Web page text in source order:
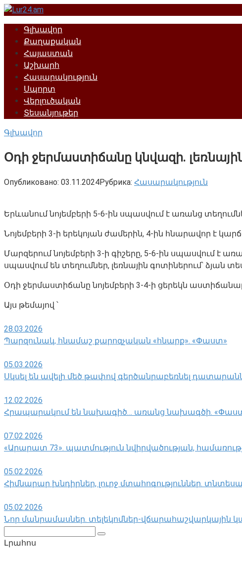
Перейти
контентуԳլխավոր
Քաղաքական
Հայաստան
Աշխարհ
Հասարակություն
Սպորտ
Վերլուծական
Տեսանյութեր
Գլխավոր
Օդի ջերմաստիճանը կնվազի.
Опубликовано: 03.11.2024Рубрика: Հասարակություն
Երևանում նոյեմբերի 5-6-ին սպասվում է առանց
Նոյեմբերի 3-ի երեկոյան ժամերին, 4-ին հնարավոր է
Մարզերում նոյեմբերի 3-ի գիշերը, 5-6-ին սպասվում է
սպասվում են տեղումներ, լեռնային գոտիներում՝ ձյան
Օդի ջերմաստիճանը նոյեմբերի 3-4-ի ցերեկն
Այս թեմայով ՝
28.03.2026
Պարզունակ, հնամաշ քարոզչական «հնարք». «Փաստ»
05.03.2026
Սկսել են ավելի մեծ թափով գերծանրաբեռնել
12.02.2026
Հրապարակում են նախագիծ… առանց նախագծի.
07.02.2026
«Արարատ 73». պատմություն նվիրվածության,
05.02.2026
Հիմնարար խնդիրներ, լուրջ մտահոգություններ.
05.02.2026
Նոր մանրամասներ. տելեկոմներ-վճարահաշվարկային
Լրահոս